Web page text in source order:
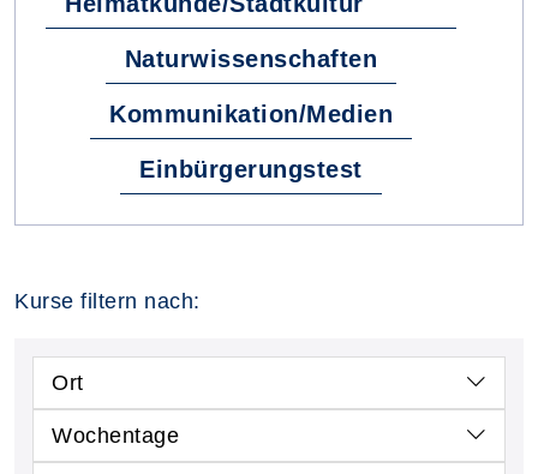
Naturwissenschaften
Kommunikation/Medien
Einbürgerungstest
Kurse filtern nach:
Ort
Wochentage